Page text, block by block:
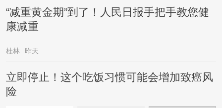
“减重黄金期”到了！人民日报手把手教您健
康减重
桂林 昨天
立即停止！这个吃饭习惯可能会增加致癌风
险